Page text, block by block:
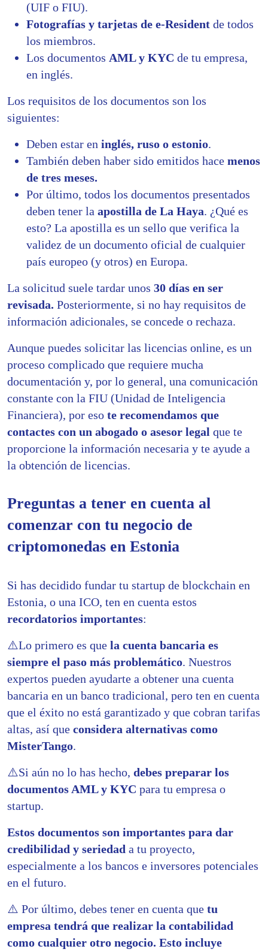
(UIF o FIU).
Fotografías y tarjetas de e-Resident de todos
los miembros.
Los documentos AML y KYC de tu empresa,
en inglés.
Los requisitos de los documentos son los
siguientes:
Deben estar en inglés, ruso o estonio.
También deben haber sido emitidos hace menos
de tres meses.
Por último, todos los documentos presentados
deben tener la apostilla de La Haya. ¿Qué es
esto? La apostilla es un sello que verifica la
validez de un documento oficial de cualquier
país europeo (y otros) en Europa.
La solicitud suele tardar unos 30 días en ser
revisada. Posteriormente, si no hay requisitos de
información adicionales, se concede o rechaza.
Aunque puedes solicitar las licencias online, es un
proceso complicado que requiere mucha
documentación y, por lo general, una comunicación
constante con la FIU (Unidad de Inteligencia
Financiera), por eso te recomendamos que
contactes con un abogado o asesor legal que te
proporcione la información necesaria y te ayude a
la obtención de licencias.
Preguntas a tener en cuenta al
comenzar con tu negocio de
criptomonedas en Estonia
Si has decidido fundar tu startup de blockchain en
Estonia, o una ICO, ten en cuenta estos
recordatorios importantes:
⚠️Lo primero es que la cuenta bancaria es
siempre el paso más problemático. Nuestros
expertos pueden ayudarte a obtener una cuenta
bancaria en un banco tradicional, pero ten en cuenta
que el éxito no está garantizado y que cobran tarifas
altas, así que considera alternativas como
MisterTango.
⚠️Si aún no lo has hecho, debes preparar los
documentos AML y KYC para tu empresa o
startup.
Estos documentos son importantes para dar
credibilidad y seriedad a tu proyecto,
especialmente a los bancos e inversores potenciales
en el futuro.
⚠️ Por último, debes tener en cuenta que tu
empresa tendrá que realizar la contabilidad
como cualquier otro negocio. Esto incluye